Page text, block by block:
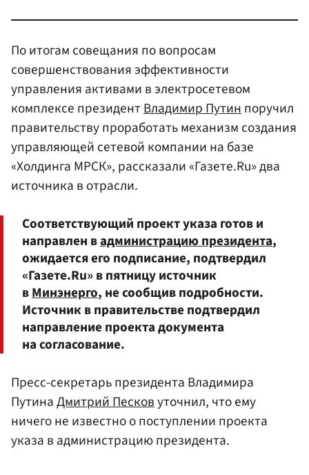
По итогам совещания по вопросам
совершенствования эффективности
управления активами в электросетевом
комплексе президентВладимир Путинпоручил
правительству проработать механизм создания
управляющей сетевой компании на базе
«Холдинга МРСК», рассказали «Газете.Ru» два
источника в отрасли.
Соответствующий проект указа готов и
направлен вадминистрацию президента,
ожидается его подписание, подтвердил
«Газете.Ru» в пятницу источник
вМинэнерго, не сообщив подробности.
Источник в правительстве подтвердил
направление проекта документа
на согласование.
Пресс-секретарь президента Владимира
ПутинаДмитрий Песковуточнил, что ему
ничего не известно о поступлении проекта
указа в администрацию президента.